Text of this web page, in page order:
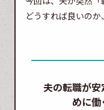
どうすれば良いのか
夫の転職が
めに